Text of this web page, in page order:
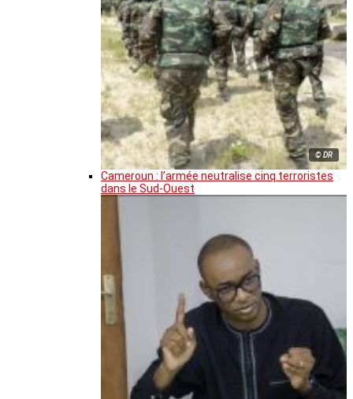
© DR
Cameroun : l’armée neutralise cinq terroristes
dans le Sud-Ouest